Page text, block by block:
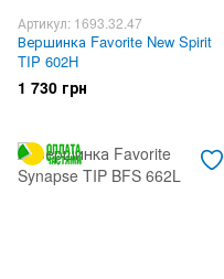
Артикул: 1693.32.47
Вершинка Favorite New Spirit
TIP 602H
1 730 грн